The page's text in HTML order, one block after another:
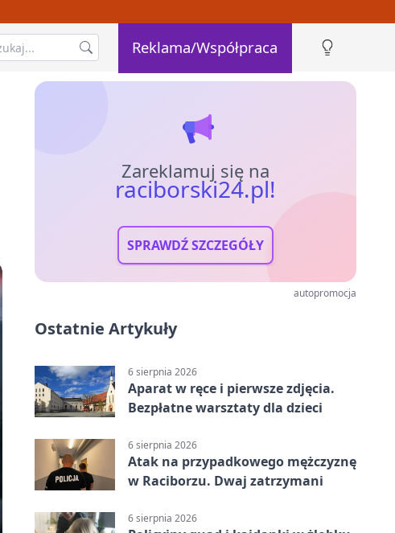
Reklama/Współpraca
Zareklamuj się na
raciborski24.pl!
SPRAWDŹ SZCZEGÓŁY
autopromocja
Ostatnie Artykuły
6 sierpnia 2026
Aparat w ręce i pierwsze zdjęcia.
Bezpłatne warsztaty dla dzieci
6 sierpnia 2026
Atak na przypadkowego mężczyznę
w Raciborzu. Dwaj zatrzymani
6 sierpnia 2026